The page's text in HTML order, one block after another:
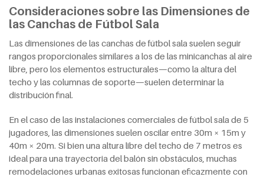
Consideraciones sobre las Dimensiones de
las Canchas de Fútbol Sala
Las dimensiones de las canchas de fútbol sala suelen seguir
rangos proporcionales similares a los de las minicanchas al aire
libre, pero los elementos estructurales—como la altura del
techo y las columnas de soporte—suelen determinar la
distribución final.
En el caso de las instalaciones comerciales de fútbol sala de 5
jugadores, las dimensiones suelen oscilar entre 30m × 15m y
40m × 20m. Si bien una altura libre del techo de 7 metros es
ideal para una trayectoria del balón sin obstáculos, muchas
remodelaciones urbanas exitosas funcionan eficazmente con